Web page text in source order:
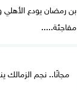
بن رمضان يودع
مفاجئة.....
مجانًا.. نجم الزمالك